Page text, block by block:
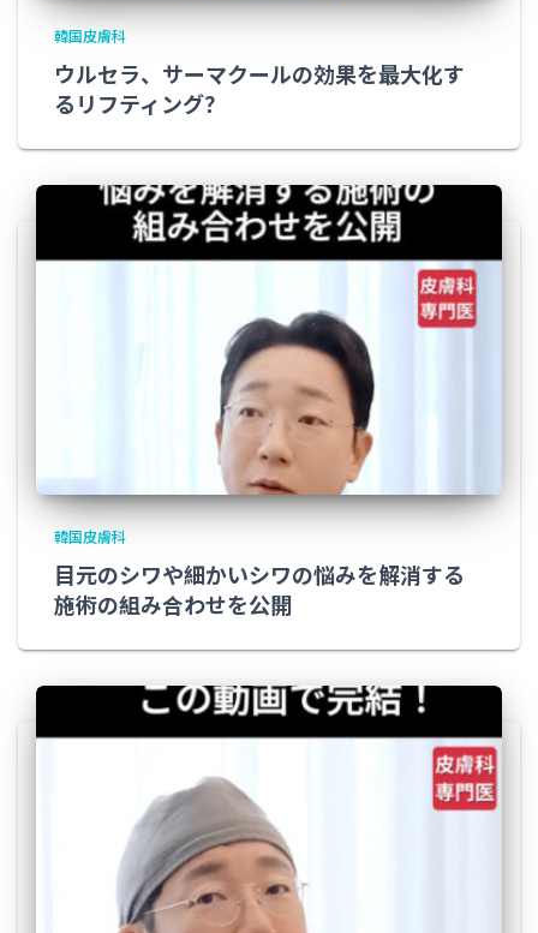
韓国皮膚科
ウルセラ、サーマクールの効果を最大化す
るリフティング？
韓国皮膚科
目元のシワや細かいシワの悩みを解消する
施術の組み合わせを公開